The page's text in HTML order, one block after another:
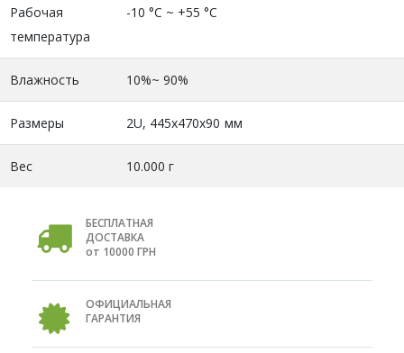
Рабочая
температура
-10 °C ~ +55 °C
Влажность 10%~ 90%
Размеры 2U, 445x470x90 мм
Вес 10.000 г
БЕСПЛАТНАЯ
ДОСТАВКА
от 10000 ГРН
ОФИЦИАЛЬНАЯ
ГАРАНТИЯ